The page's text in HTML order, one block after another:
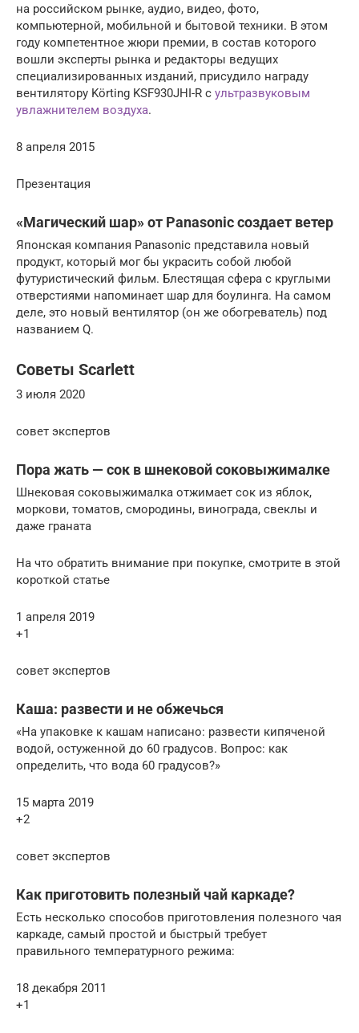
на российском рынке, аудио, видео, фото,
компьютерной, мобильной и бытовой техники. В этом
году компетентное жюри премии, в состав которого
вошли эксперты рынка и редакторы ведущих
специализированных изданий, присудило награду
вентилятору Körting KSF930JHI-R с ультразвуковым
увлажнителем воздуха.
8 апреля 2015
Презентация
«Магический шар» от Panasonic создает ветер
Японская компания Panasonic представила новый
продукт, который мог бы украсить собой любой
футуристический фильм. Блестящая сфера с круглыми
отверстиями напоминает шар для боулинга. На самом
деле, это новый вентилятор (он же обогреватель) под
названием Q.
Советы Scarlett
3 июля 2020
совет экспертов
Пора жать — сок в шнековой соковыжималке
Шнековая соковыжималка отжимает сок из яблок,
моркови, томатов, смородины, винограда, свеклы и
даже граната
На что обратить внимание при покупке, смотрите в этой
короткой статье
1 апреля 2019
+1
совет экспертов
Каша: развести и не обжечься
«На упаковке к кашам написано: развести кипяченой
водой, остуженной до 60 градусов. Вопрос: как
определить, что вода 60 градусов?»
15 марта 2019
+2
совет экспертов
Как приготовить полезный чай каркаде?
Есть несколько способов приготовления полезного чая
каркаде, самый простой и быстрый требует
правильного температурного режима:
18 декабря 2011
+1